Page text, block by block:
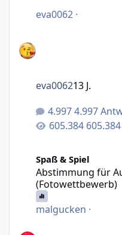
eva0062 ·
4.997
eva006213 J.
Spaß & Spiel
Abstimmung für
(Fotowettbewerb)
malgucken ·